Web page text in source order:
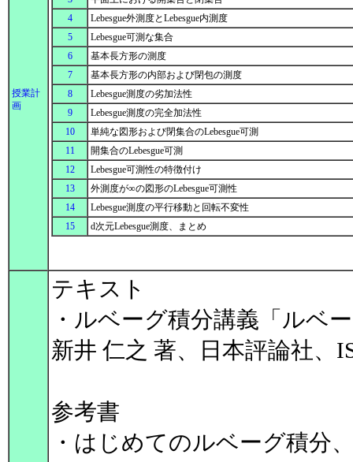
授業計
画
4
Lebesgue外測度とLebesgue内測度
5
Lebesgue可測な集合
6
基本長方形の測度
7
基本長方形の内部および閉包の測度
8
Lebesgue測度の劣加法性
9
Lebesgue測度の完全加法性
10
単純な図形および閉集合のLebesgue可測
11
開集合のLebesgue可測
12
Lebesgue可測性の特徴付け
13
外測度が∞の図形のLebesgue可測性
14
Lebesgue測度の平行移動と回転不変性
15
d次元Lebesgue測度、まとめ
テキスト
・ルベーグ積分講義「ルベ
新井 仁之 著、日本評論社、
参考書
・はじめてのルベーグ積分